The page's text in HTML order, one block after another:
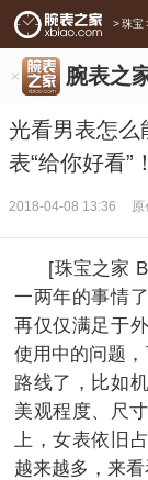
> 珠宝
腕表之
光看男表怎么
表“给你好看”！
2018-04-08 13:36 原
[珠宝之家
一两年的事情
再仅仅满足于
使用中的问题
路线了，比如
美观程度、尺
上，女表依旧
越来越多，来